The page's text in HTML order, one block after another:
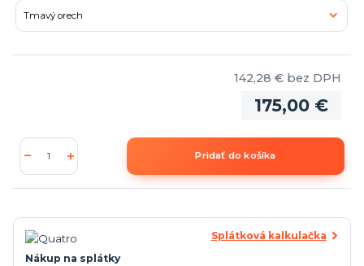
175,00 €
142,28 € bez DPH
Pridať do košíka
Splátková kalkulačka
Nákup na splátky